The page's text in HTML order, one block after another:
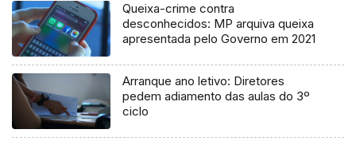
Queixa-crime contra
desconhecidos: MP arquiva queixa
apresentada pelo Governo em 2021
Arranque ano letivo: Diretores
pedem adiamento das aulas do 3º
ciclo